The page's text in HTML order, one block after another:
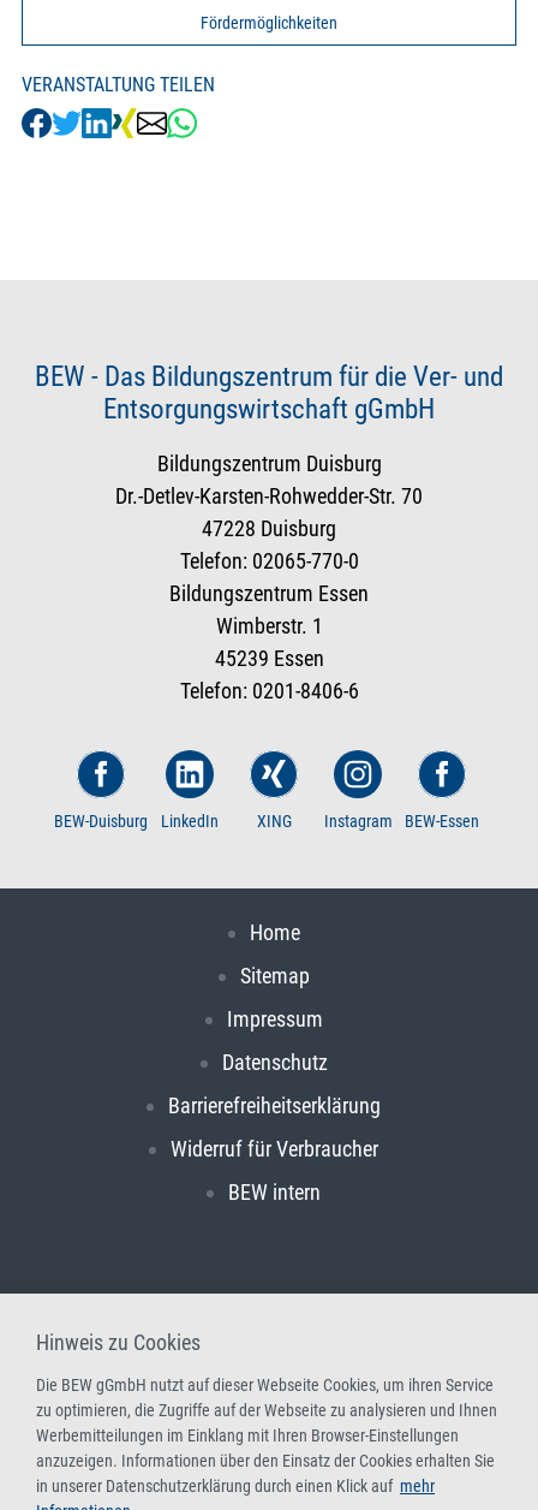
Fördermöglichkeiten
VERANSTALTUNG TEILEN
BEW - Das Bildungszentrum für die Ver- und
Entsorgungswirtschaft gGmbH
Bildungszentrum Duisburg
Dr.-Detlev-Karsten-Rohwedder-Str. 70
47228 Duisburg
Telefon: 02065-770-0
Bildungszentrum Essen
Wimberstr. 1
45239 Essen
Telefon: 0201-8406-6
BEW-Duisburg LinkedIn XING Instagram BEW-Essen
Home
Sitemap
Impressum
Datenschutz
Barrierefreiheitserklärung
Widerruf für Verbraucher
BEW intern
Hinweis zu Cookies
Die BEW gGmbH nutzt auf dieser Webseite Cookies, um ihren Service
zu optimieren, die Zugriffe auf der Webseite zu analysieren und Ihnen
Werbemitteilungen im Einklang mit Ihren Browser-Einstellungen
anzuzeigen. Informationen über den Einsatz der Cookies erhalten Sie
in unserer Datenschutzerklärung durch einen Klick auf mehr